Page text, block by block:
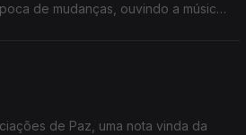
de mudanças, ouvindo a música
de Paz, uma nota vinda da